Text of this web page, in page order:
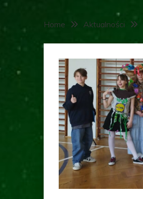
Home Aktualności